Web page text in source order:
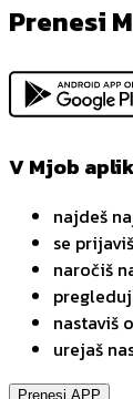
Prenesi
V Mjob
najdeš
se
naročiš
nastaviš
urejaš
Prenesi APP